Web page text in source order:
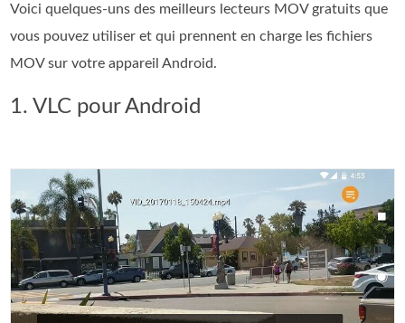
Voici quelques-uns des meilleurs lecteurs MOV gratuits que
vous pouvez utiliser et qui prennent en charge les fichiers
MOV sur votre appareil Android.
1. VLC pour Android